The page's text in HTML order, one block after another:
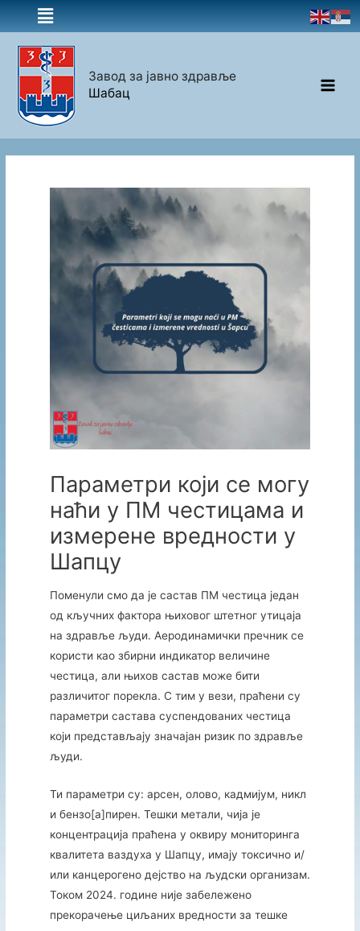
Завод за јавно здравље
Шабац
Параметри који се могу
наћи у ПМ честицама и
измерене вредности у
Шапцу
Поменули смо да је састав ПМ честица један
од кључних фактора њиховог штетног утицаја
на здравље људи. Аеродинамички пречник се
користи као збирни индикатор величине
честица, али њихов састав може бити
различитог порекла. С тим у вези, праћени су
параметри састава суспендованих честица
који представљају значајан ризик по здравље
људи.
Ти параметри су: арсен, олово, кадмијум, никл
и бензо[а]пирен. Тешки метали, чија је
концентрација праћена у оквиру мониторинга
квалитета ваздуха у Шапцу, имају токсично и/
или канцерогено дејство на људски организам.
Током 2024. године није забележено
прекорачење циљаних вредности за тешке